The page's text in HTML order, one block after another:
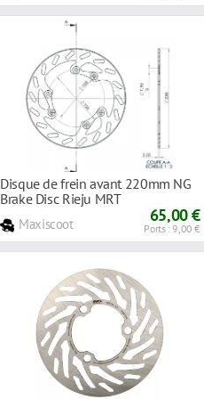
Disque de frein avant 220mm NG
Brake Disc Rieju MRT
Maxiscoot 65,00 €
Ports : 9,00 €